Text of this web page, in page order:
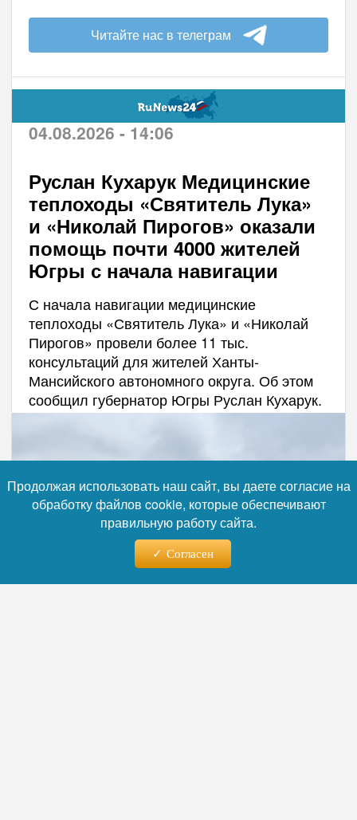
Читайте нас в телеграм
04.08.2026 - 14:06
Руслан Кухарук Медицинские
теплоходы «Святитель Лука»
и «Николай Пирогов» оказали
помощь почти 4000 жителей
Югры с начала навигации
С начала навигации медицинские
теплоходы «Святитель Лука» и «Николай
Пирогов» провели более 11 тыс.
консультаций для жителей Ханты-
Мансийского автономного округа. Об этом
сообщил губернатор Югры Руслан Кухарук.
Продолжая использовать наш сайт, вы даете согласие на
обработку файлов cookie, которые обеспечивают
правильную работу сайта.
Согласен